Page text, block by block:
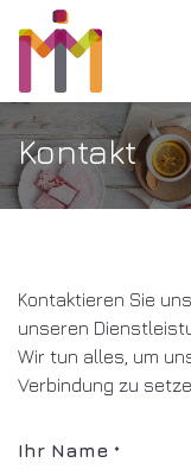
Kontakt
Kontaktieren Sie
unseren
Wir tun alles, um
Verbindung zu
Ihr Name *